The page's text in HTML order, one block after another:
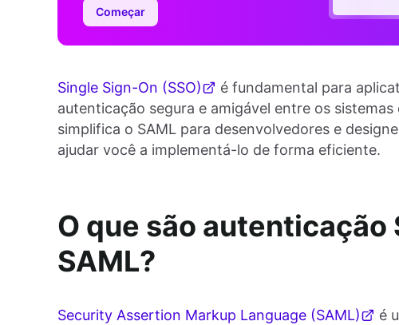
Começar
Single Sign-On (SSO) é fundamental para
autenticação segura e amigável entre os
simplifica o SAML para desenvolvedores e
ajudar você a implementá-lo de forma eficiente.
O que são autenticação
SAML?
Security Assertion Markup Language (SAML)
é